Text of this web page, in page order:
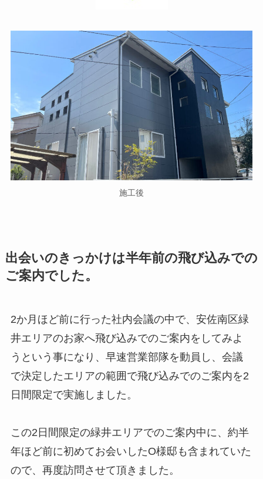
施工後
出会いのきっかけは半年前の飛び込みでの
ご案内でした。
2か月ほど前に行った社内会議の中で、安佐南区緑
井エリアのお家へ飛び込みでのご案内をしてみよ
うという事になり、早速営業部隊を動員し、会議
で決定したエリアの範囲で飛び込みでのご案内を2
日間限定で実施しました。
この2日間限定の緑井エリアでのご案内中に、約半
年ほど前に初めてお会いしたO様邸も含まれていた
ので、再度訪問させて頂きました。